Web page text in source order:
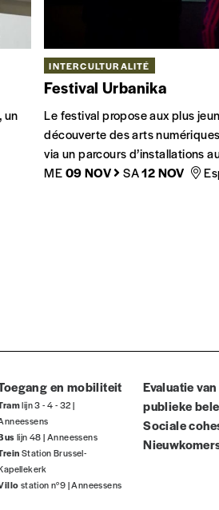
un
INTERCULTURALITÉ
Festival Urbanika
Le festival propose aux plus
découverte des arts
via un parcours d’installations
ME09 NOV SA12 NOV
en mobiliteit
lijn 3 - 4 - 32 |
lijn 48 | Anneessens
Station Brussel-
station n°9 | Anneessens
Evaluatie
publieke
Sociale